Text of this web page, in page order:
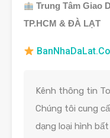
Trung Tâm Giao
TP.HCM & ĐÀ LẠT
Kênh thông tin
Chúng tôi cung
dạng loại hình